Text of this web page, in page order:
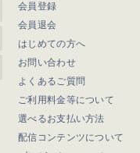
会員登録
会員退会
はじめての方へ
お問い合わせ
よくあるご質問
ご利用料金等について
選べるお支払い方法
配信コンテンツについて